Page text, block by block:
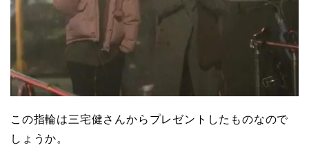
この指輪は三宅健さんからプレゼントしたものなので
しょうか。